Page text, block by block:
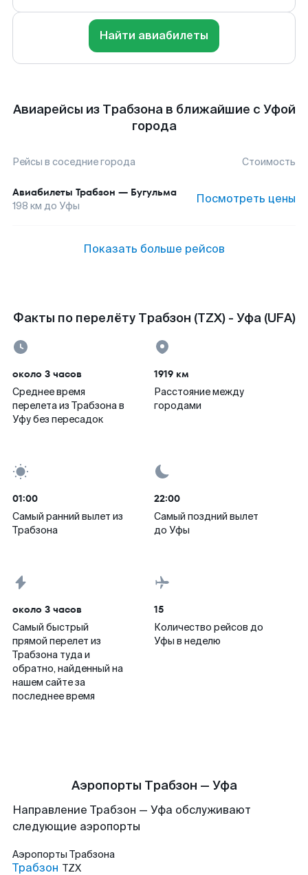
Найти авиабилеты
Авиарейсы из Трабзона в ближайшие с Уфой
города
Рейсы в соседние города Стоимость
Авиабилеты Трабзон — Бугульма
198 км до Уфы Посмотреть цены
Показать больше рейсов
Факты по перелёту Трабзон (TZX) - Уфа (UFA)
около 3 часов
Среднее время
перелета из Трабзона в
Уфу без пересадок
1919 км
Расстояние между
городами
01:00
Самый ранний вылет из
Трабзона
22:00
Самый поздний вылет
до Уфы
около 3 часов
Самый быстрый
прямой перелет из
Трабзона туда и
обратно, найденный на
нашем сайте за
последнее время
15
Количество рейсов до
Уфы в неделю
Аэропорты Трабзон — Уфа
Направление Трабзон — Уфа обслуживают
следующие аэропорты
Аэропорты Трабзона
Трабзон TZX